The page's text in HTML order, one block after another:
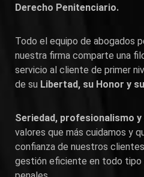
Derecho Penitenciario.
Todo el equipo de abogados
nuestra firma comparte una
servicio al cliente de primer
de su Libertad, su Honor y
Seriedad, profesionalismo y
valores que más cuidamos y
confianza de nuestros
gestión eficiente en todo tipo